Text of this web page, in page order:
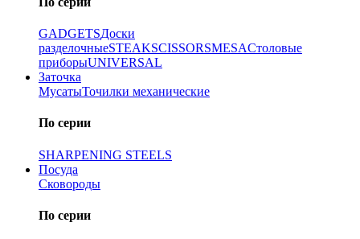
GADGETSДоски
разделочныеSTEAKSCISSORSMESAСтоловые
приборыUNIVERSAL
Заточка
МусатыТочилки механические
По серии
SHARPENING STEELS
Посуда
Сковороды
По серии